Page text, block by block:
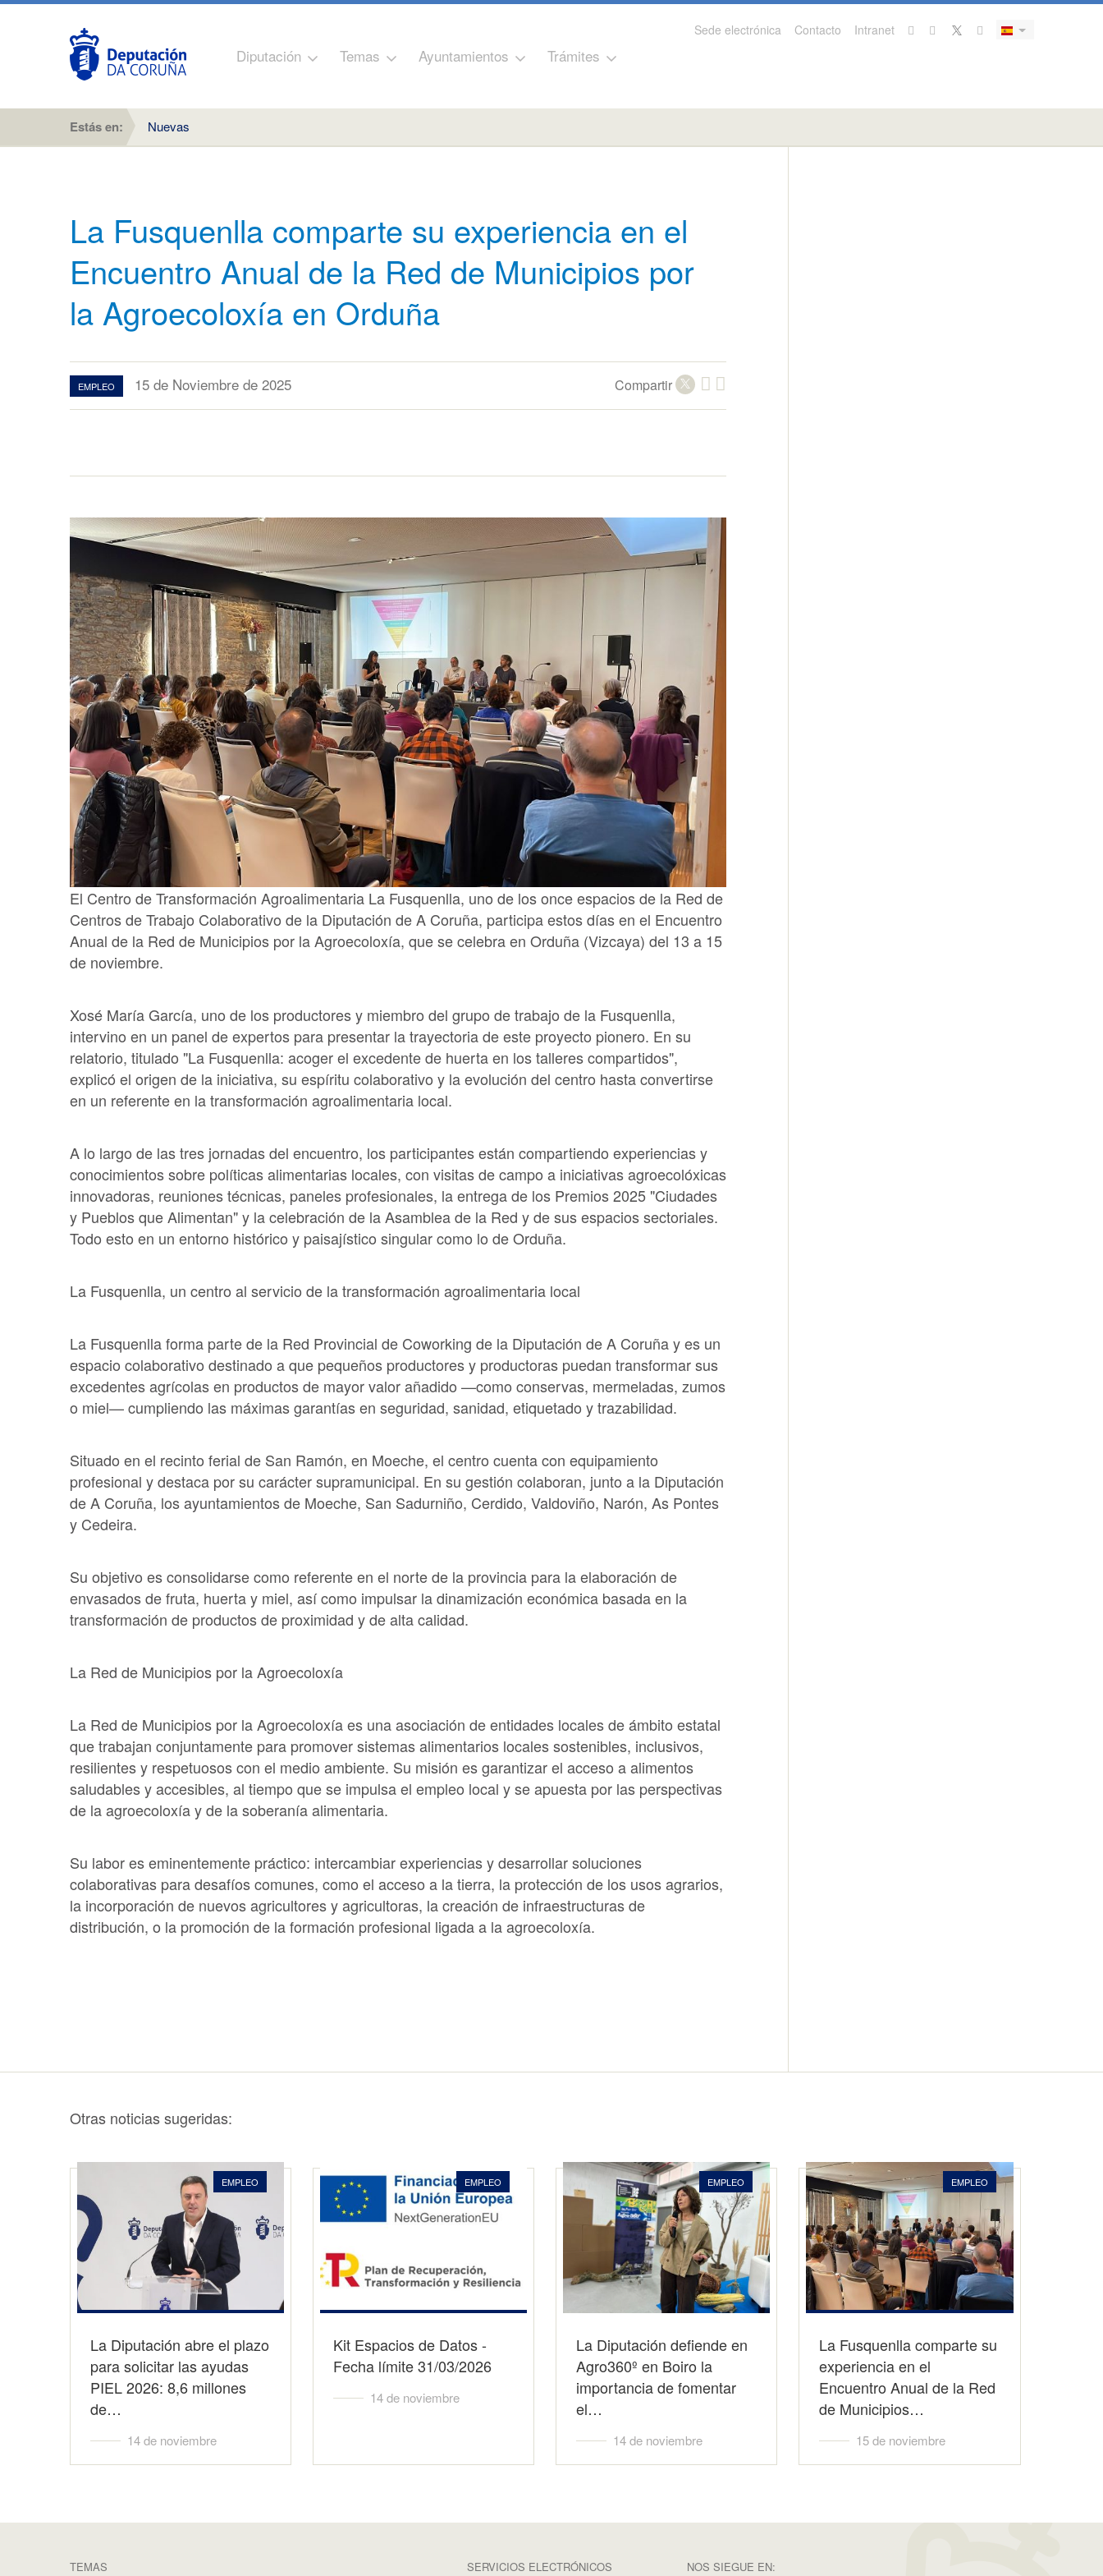
Sede electrónica Contacto Intranet
Diputación Temas Ayuntamientos Trámites
Estás en: Nuevas
La Fusquenlla comparte su experiencia en el
Encuentro Anual de la Red de Municipios por
la Agroecoloxía en Orduña
EMPLEO 15 de Noviembre de 2025 Compartir
El Centro de Transformación Agroalimentaria La Fusquenlla, uno de los once espacios de la Red de
Centros de Trabajo Colaborativo de la Diputación de A Coruña, participa estos días en el Encuentro
Anual de la Red de Municipios por la Agroecoloxía, que se celebra en Orduña (Vizcaya) del 13 a 15
de noviembre.
Xosé María García, uno de los productores y miembro del grupo de trabajo de la Fusquenlla,
intervino en un panel de expertos para presentar la trayectoria de este proyecto pionero. En su
relatorio, titulado "La Fusquenlla: acoger el excedente de huerta en los talleres compartidos",
explicó el origen de la iniciativa, su espíritu colaborativo y la evolución del centro hasta convertirse
en un referente en la transformación agroalimentaria local.
A lo largo de las tres jornadas del encuentro, los participantes están compartiendo experiencias y
conocimientos sobre políticas alimentarias locales, con visitas de campo a iniciativas agroecolóxicas
innovadoras, reuniones técnicas, paneles profesionales, la entrega de los Premios 2025 "Ciudades
y Pueblos que Alimentan" y la celebración de la Asamblea de la Red y de sus espacios sectoriales.
Todo esto en un entorno histórico y paisajístico singular como lo de Orduña.
La Fusquenlla, un centro al servicio de la transformación agroalimentaria local
La Fusquenlla forma parte de la Red Provincial de Coworking de la Diputación de A Coruña y es un
espacio colaborativo destinado a que pequeños productores y productoras puedan transformar sus
excedentes agrícolas en productos de mayor valor añadido —como conservas, mermeladas, zumos
o miel— cumpliendo las máximas garantías en seguridad, sanidad, etiquetado y trazabilidad.
Situado en el recinto ferial de San Ramón, en Moeche, el centro cuenta con equipamiento
profesional y destaca por su carácter supramunicipal. En su gestión colaboran, junto a la Diputación
de A Coruña, los ayuntamientos de Moeche, San Sadurniño, Cerdido, Valdoviño, Narón, As Pontes
y Cedeira.
Su objetivo es consolidarse como referente en el norte de la provincia para la elaboración de
envasados de fruta, huerta y miel, así como impulsar la dinamización económica basada en la
transformación de productos de proximidad y de alta calidad.
La Red de Municipios por la Agroecoloxía
La Red de Municipios por la Agroecoloxía es una asociación de entidades locales de ámbito estatal
que trabajan conjuntamente para promover sistemas alimentarios locales sostenibles, inclusivos,
resilientes y respetuosos con el medio ambiente. Su misión es garantizar el acceso a alimentos
saludables y accesibles, al tiempo que se impulsa el empleo local y se apuesta por las perspectivas
de la agroecoloxía y de la soberanía alimentaria.
Su labor es eminentemente práctico: intercambiar experiencias y desarrollar soluciones
colaborativas para desafíos comunes, como el acceso a la tierra, la protección de los usos agrarios,
la incorporación de nuevos agricultores y agricultoras, la creación de infraestructuras de
distribución, o la promoción de la formación profesional ligada a la agroecoloxía.
Otras noticias sugeridas:
EMPLEO
La Diputación abre el plazo
para solicitar las ayudas
PIEL 2026: 8,6 millones
de…
14 de noviembre
EMPLEO
Kit Espacios de Datos -
Fecha límite 31/03/2026
14 de noviembre
EMPLEO
La Diputación defiende en
Agro360º en Boiro la
importancia de fomentar
el…
14 de noviembre
EMPLEO
La Fusquenlla comparte su
experiencia en el
Encuentro Anual de la Red
de Municipios…
15 de noviembre
TEMAS SERVICIOS ELECTRÓNICOS NOS SIEGUE EN: